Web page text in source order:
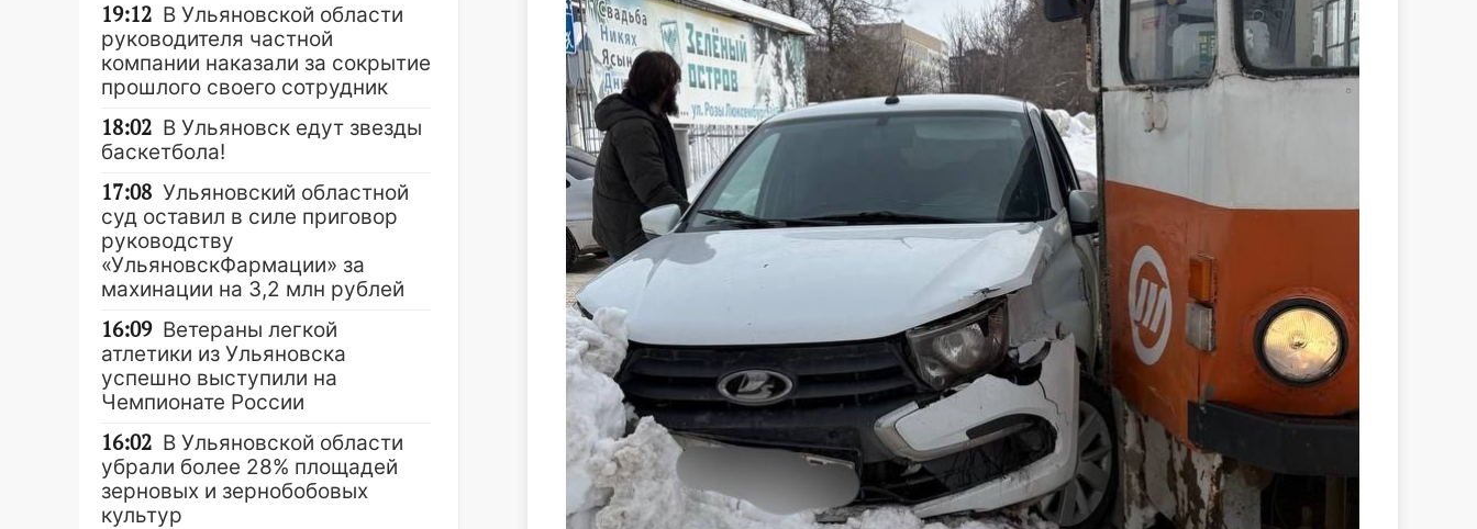
19:12 В Ульяновской области
руководителя частной
компании наказали за сокрытие
прошлого своего сотрудник
18:02 В Ульяновск едут звезды
баскетбола!
17:08 Ульяновский областной
суд оставил в силе приговор
руководству
«УльяновскФармации» за
махинации на 3,2 млн рублей
16:09 Ветераны легкой
атлетики из Ульяновска
успешно выступили на
Чемпионате России
16:02 В Ульяновской области
убрали более 28% площадей
зерновых и зернобобовых
культур